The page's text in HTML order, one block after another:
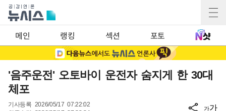
메인 랭킹 섹션 포토
'음주운전' 오토바이 운전자 숨지게 한 30대
체포
기사등록 2026/05/17 07:22:02
가가